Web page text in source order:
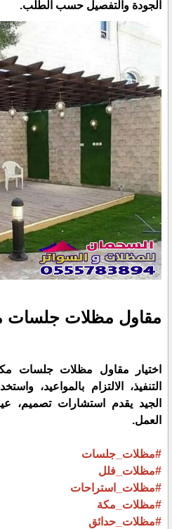
الجودة والتفصيل حسب الطلب.
مقاول مظلات جلسات
اختيار مقاول مظلات جلسات
التنفيذ، الالتزام بالمواعيد،
الجيد يقدم استشارات تصميم،
العمل.
#مظلات_جلسات
#مظلات_فلل
#مظلات_استراحات
#مظلات_مكة
#مظلات_حدائق